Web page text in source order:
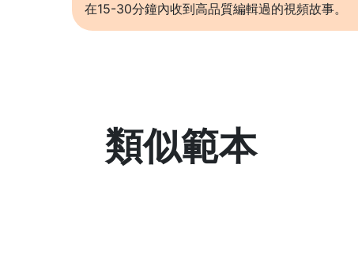
在15-30分鐘內收到高品質編輯過的視頻故事。
類似範本